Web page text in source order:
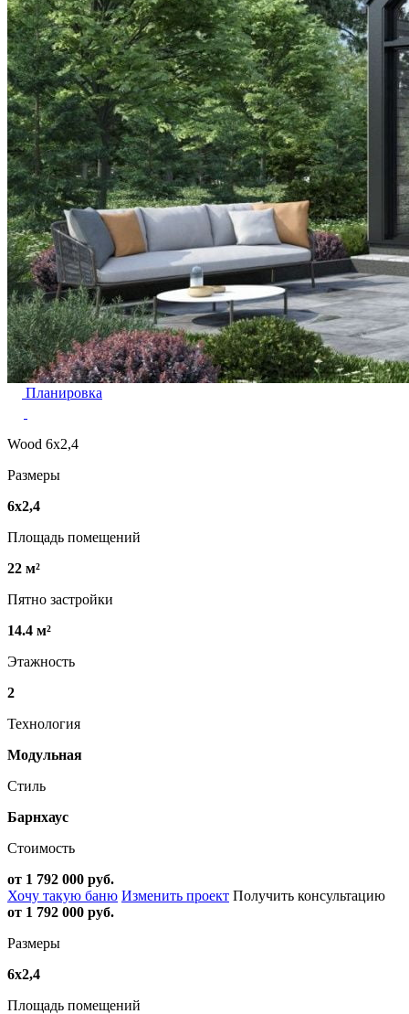
Планировка
Wood 6х2,4
Размеры
6х2,4
Площадь помещений
22 м²
Пятно застройки
14.4 м²
Этажность
2
Технология
Модульная
Стиль
Барнхаус
Стоимость
от 1 792 000 руб.
Хочу такую баню Изменить проект Получить консультацию
от 1 792 000 руб.
Размеры
6х2,4
Площадь помещений